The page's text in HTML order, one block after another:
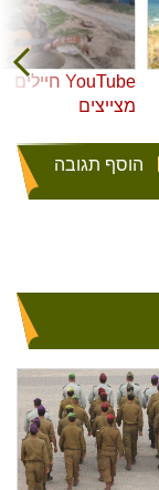
YouTube חיילים
מצייצים
הוסף תגובה